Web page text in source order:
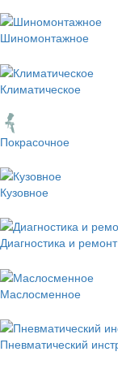
Шиномонтажное
Климатическое
Покрасочное
Кузовное
Диагностика и ремонт
Маслосменное
Пневматический